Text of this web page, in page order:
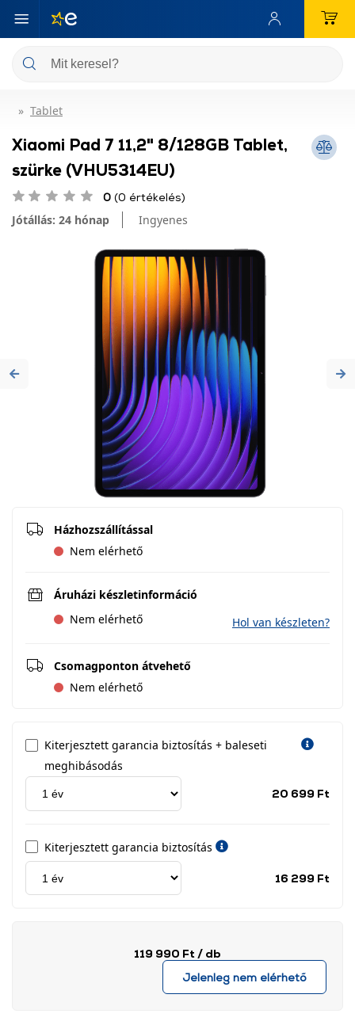
Tablet
Xiaomi Pad 7 11,2" 8/128GB Tablet,
szürke (VHU5314EU)
0 (0 értékelés)
Jótállás: 24 hónap Ingyenes
Previous
Házhozszállítással
Nem elérhető
Áruházi készletinformáció
Nem elérhető
Hol van készleten?
Csomagponton átvehető
Nem elérhető
Kiterjesztett garancia biztosítás + baleseti
meghibásodás
20 699 Ft
Kiterjesztett garancia biztosítás
16 299 Ft
119 990 Ft / db
Jelenleg nem elérhető